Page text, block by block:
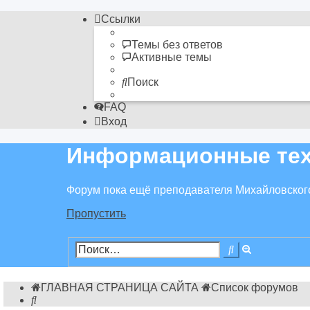
Ссылки
Темы без ответов
Активные темы
Поиск
FAQ
Вход
Информационные
Форум пока ещё преподавателя
Пропустить
Поиск
ГЛАВНАЯ СТРАНИЦА САЙТА
Список форумов
Поиск